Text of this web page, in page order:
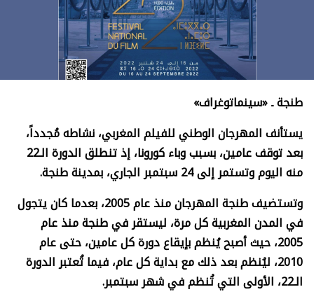
طنجة ـ «سينماتوغراف»
يستأنف المهرجان الوطني للفيلم المغربي، نشاطه مُجدداً،
بعد توقف عامين، بسبب وباء كورونا، إذ تنطلق الدورة الـ22
منه اليوم وتستمر إلى 24 سبتمبر الجاري، بمدينة طنجة.
وتستضيف طنجة المهرجان منذ عام 2005، بعدما كان يتجول
في المدن المغربية كل مرة، ليستقر في طنجة منذ عام
2005، حيث أصبح يُنظم بإيقاع دورة كل عامين، حتى عام
2010، ليُنظم بعد ذلك مع بداية كل عام، فيما تُعتبر الدورة
الـ22، الأولى التي تُنظم في شهر سبتمبر.